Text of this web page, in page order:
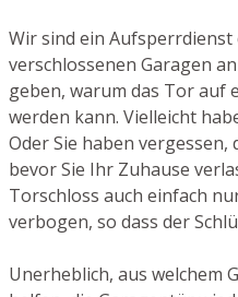
Wir sind ein
verschlossenen Garagen
geben, warum das Tor auf
werden kann. Vielleicht
Oder Sie haben
bevor Sie Ihr Zuhause
Torschloss auch einfach
verbogen, so dass der
Unerheblich, aus welchem